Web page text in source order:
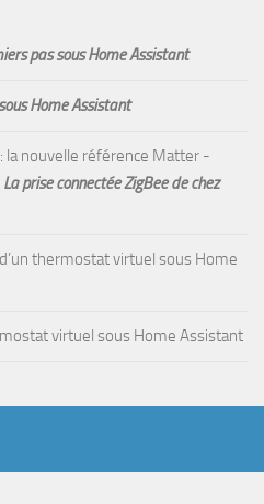
pas sous Home Assistant
Home Assistant
la nouvelle référence Matter -
La prise connectée ZigBee de chez
thermostat virtuel sous Home
virtuel sous Home Assistant